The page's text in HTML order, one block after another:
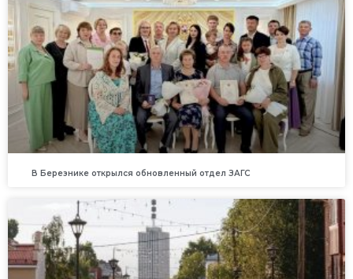
В Березнике открылся обновленный отдел ЗАГС